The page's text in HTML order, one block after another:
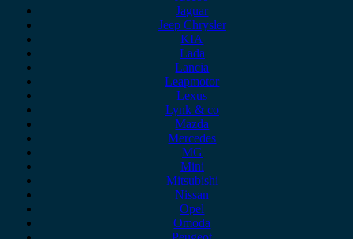
Jaguar
Jeep Chrysler
KIA
Lada
Lancia
Leapmotor
Lexus
Lynk & co
Mazda
Mercedes
MG
Mini
Mitsubishi
Nissan
Opel
Omoda